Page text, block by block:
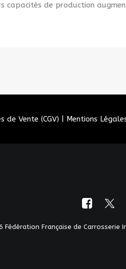
capacités de production
de Vente (CGV) Mentions
Fédération Française de Carrosserie